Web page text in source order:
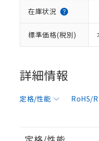
在庫状況
標準価格(税別)
詳細情報
定格/性能 RoHS/